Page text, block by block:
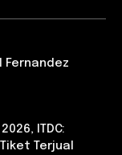
Fernandez
ITDC:
Terjual